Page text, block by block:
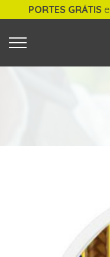
O QUE
GRÁTISem